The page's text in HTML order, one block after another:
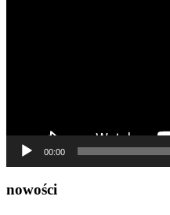
00:00
nowości